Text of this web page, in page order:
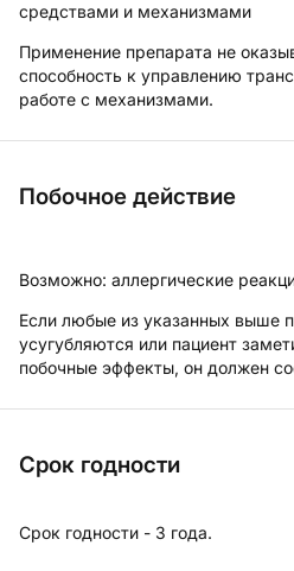
средствами и механизмами
Применение препарата не
способность к управлению
работе с механизмами.
Побочное действие
Возможно: аллергические
Если любые из указанных выше
усугубляются или пациент
побочные эффекты, он должен
Срок годности
Срок годности - 3 года.